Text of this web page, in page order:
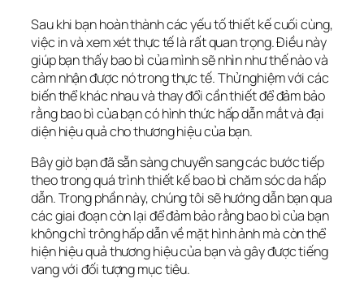
Sau khi bạn hoàn thành các yếu tố thiết kế cuối cùng,
việc in và xem xét thực tế là rất quan trọng. Điều này
giúp bạn thấy bao bì của mình sẽ nhìn như thế nào và
cảm nhận được nó trong thực tế. Thử nghiệm với các
biến thể khác nhau và thay đổi cần thiết để đảm bảo
rằng bao bì của bạn có hình thức hấp dẫn mắt và đại
diện hiệu quả cho thương hiệu của bạn.
Bây giờ bạn đã sẵn sàng chuyển sang các bước tiếp
theo trong quá trình thiết kế bao bì chăm sóc da hấp
dẫn. Trong phần này, chúng tôi sẽ hướng dẫn bạn qua
các giai đoạn còn lại để đảm bảo rằng bao bì của bạn
không chỉ trông hấp dẫn về mặt hình ảnh mà còn thể
hiện hiệu quả thương hiệu của bạn và gây được tiếng
vang với đối tượng mục tiêu.